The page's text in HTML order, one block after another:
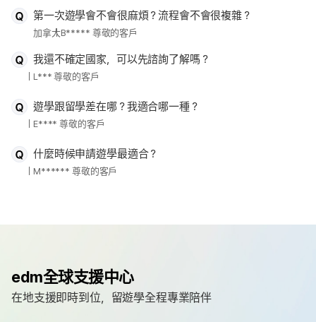
第一次遊學會不會很麻煩？流程會不會很複雜？
加拿大B***** 尊敬的客戶
我還不確定國家，可以先諮詢了解嗎？
L*** 尊敬的客戶
遊學跟留學差在哪？我適合哪一種？
E**** 尊敬的客戶
什麼時候申請遊學最適合？
M****** 尊敬的客戶
edm全球支援中心
在地支援即時到位，留遊學全程專業陪伴